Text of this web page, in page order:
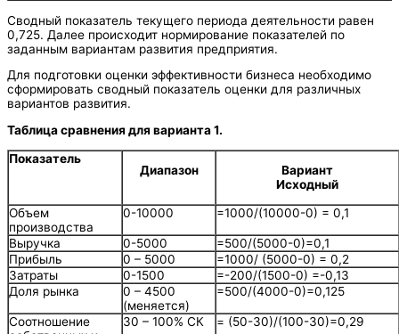
Сводный показатель текущего периода деятельности равен
0,725. Далее происходит нормирование показателей по
заданным вариантам развития предприятия.
Для подготовки оценки эффективности бизнеса необходимо
сформировать сводный показатель оценки для различных
вариантов развития.
Таблица сравнения для варианта 1.
Показатель
Диапазон
Вариант
Исходный
Объем
производства
0-10000 =1000/(10000-0) = 0,1
Выручка 0-5000
=500/(5000-0)=0,1
Прибыль
0 – 5000
=1000/ (5000-0) = 0,2
Затраты
0-1500
=-200/(1500-0) =-0,13
Доля рынка
0 – 4500
(меняется)
=500/(4000-0)=0,125
Соотношение
30 – 100% СК = (50-30)/(100-30)=0,29